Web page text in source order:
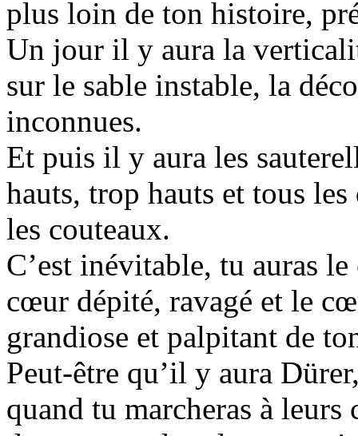
plus loin de ton histoire,
Un jour il y aura la
sur le sable instable, la
inconnues.
Et puis il y aura les
hauts, trop hauts et tous
les couteaux.
C’est inévitable, tu auras
cœur dépité, ravagé et le
grandiose et palpitant de
Peut-être qu’il y aura
quand tu marcheras à leurs